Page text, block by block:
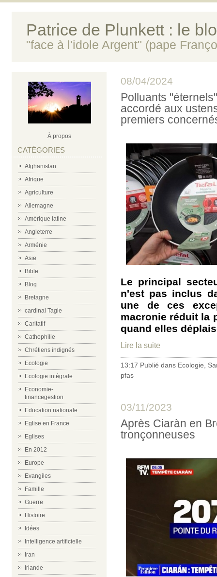
Patrice de Plunkett : le
"face à l'idole Argent" (pape
À propos
CATÉGORIES
Afghanistan
Afrique
Agriculture
Allemagne
Amérique latine
Angleterre
Arménie
Asie
Bible
Blog
Bretagne
cardinal Tagle
Caritatif
Cathophilie
Chrétiens indignés
Ecologie
Ecologie intégrale
Economie-
financegestion
Education nationale
Eglise en France
Eglises
En 2012
Europe
Evangiles
Famille
Guerre
Histoire
Idées
Intelligence artificielle
Iran
Irlande
08/04/2024
Polluants
accordé aux
premiers
Le principal
n'est pas inclus
une de ces
macronie réduit la
quand elles
Lire la suite
13:17 Publié dans Ecologie
pfas
03/11/2023
Après Ciaràn en
tronçonneuses